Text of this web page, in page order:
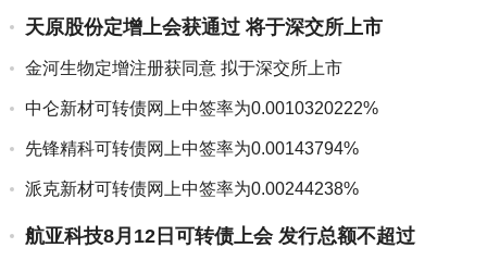
天原股份定增上会获通过 将于深交所上市
金河生物定增注册获同意 拟于深交所上市
中仑新材可转债网上中签率为0.0010320222%
先锋精科可转债网上中签率为0.00143794%
派克新材可转债网上中签率为0.00244238%
航亚科技8月12日可转债上会 发行总额不超过